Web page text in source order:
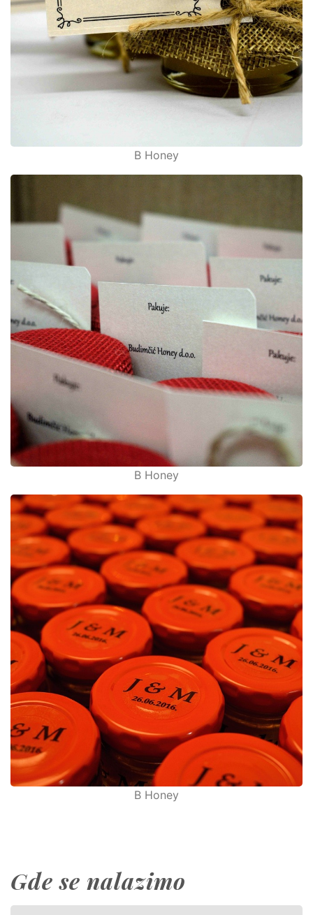
B Honey
B Honey
B Honey
Gde se nalazimo